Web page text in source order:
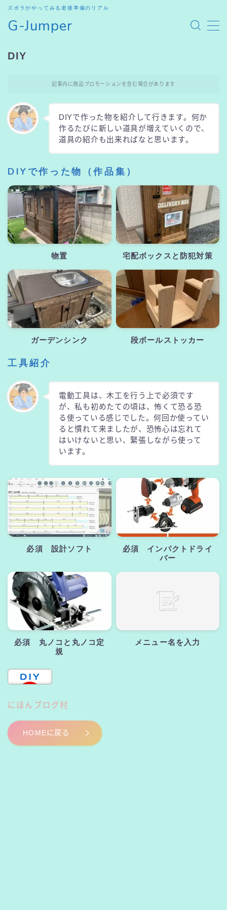
G-Jumper
ズボラがやってみる老後準備のリアル
お問合せ
DIY
記事内に商品プロモーションを含む場合があります
DIYで作った物を紹介して行きます。何か
作るたびに新しい道具が増えていくので、
道具の紹介も出来ればなと思います。
DIYで作った物（作品集）
物置 宅配ボックスと防犯対策
ガーデンシンク 段ボールストッカー
工具紹介
電動工具は、木工を行う上で必須です
が、私も初めたての頃は、怖くて恐る恐
る使っている感じでした。何回か使ってい
ると慣れて来ましたが、恐怖心は忘れて
はいけないと思い、緊張しながら使って
います。
必須 設計ソフト
必須 インパクトドライ
バー
必須 丸ノコと丸ノコ定
規
メニュー名を入力
にほんブログ村
HOMEに戻る